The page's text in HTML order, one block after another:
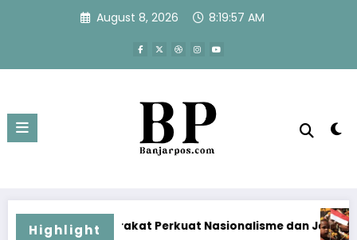
August 8, 2026 8:19:58 AM
Highlight
Nasionalisme dan Jaga Papua Tetap Aman
Jaga Semangat